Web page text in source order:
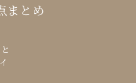
まとめ